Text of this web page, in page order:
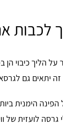
הליך כיבוי הן
הימנית
לועזית של